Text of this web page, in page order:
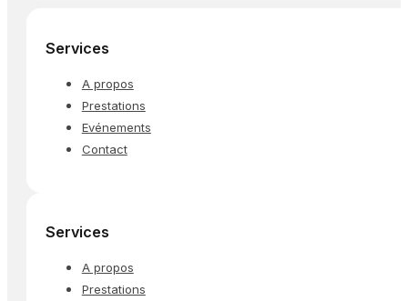
Services
A propos
Prestations
Evénements
Contact
Services
A propos
Prestations